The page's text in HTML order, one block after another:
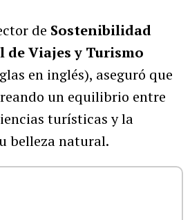
de Sostenibilidad
de Viajes y Turismo
en inglés), aseguró que
un equilibrio entre
turísticas y la
belleza natural.